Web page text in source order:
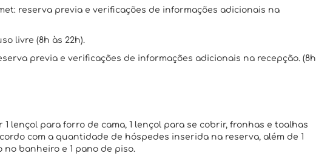
reserva previa e verificações de informações adicionais na
livre (8h às 22h).
previa e verificações de informações adicionais na recepção. (8h
1 lençol para forro de cama, 1 lençol para se cobrir, fronhas e toalhas
com a quantidade de hóspedes inserida na reserva, além de 1
no banheiro e 1 pano de piso.